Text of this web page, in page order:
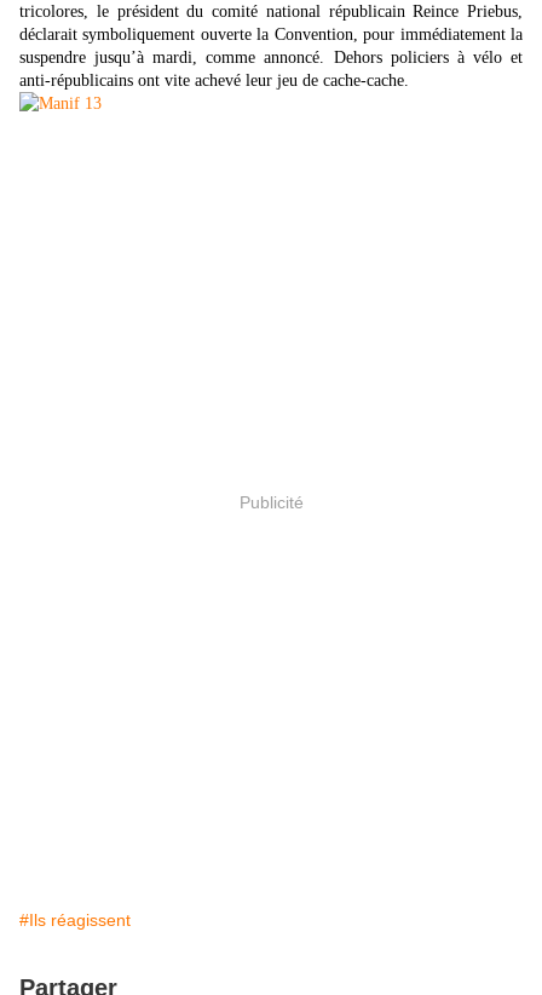
tricolores, le président du comité national républicain Reince Priebus,
déclarait symboliquement ouverte la Convention, pour immédiatement la
suspendre jusqu’à mardi, comme annoncé. Dehors policiers à vélo et
anti-républicains ont vite achevé leur jeu de cache-cache.
Publicité
#Ils réagissent
Partager